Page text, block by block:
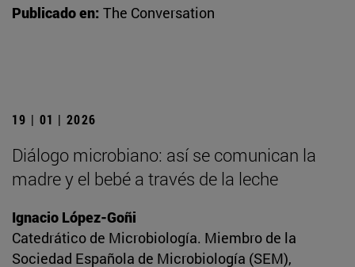
Publicado en: The Conversation
19 | 01 | 2026
Diálogo microbiano: así se comunican la
madre y el bebé a través de la leche
Ignacio López-Goñi
Catedrático de Microbiología. Miembro de la
Sociedad Española de Microbiología (SEM),